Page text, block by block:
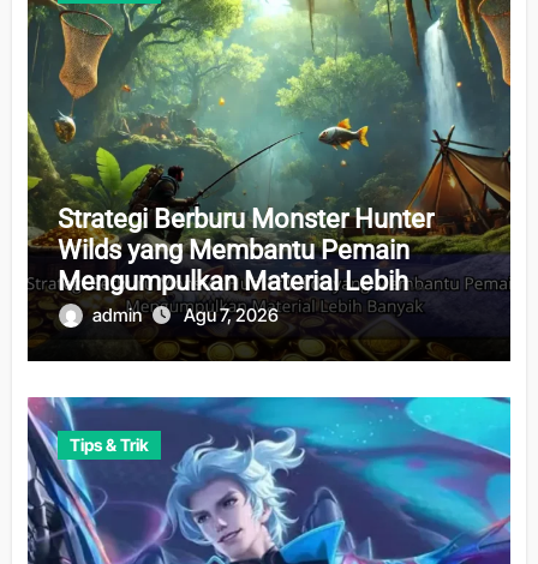
Strategi Berburu Monster Hunter
Wilds yang Membantu Pemain
Mengumpulkan Material Lebih
Banyak
admin Agu 7, 2026
Tips & Trik